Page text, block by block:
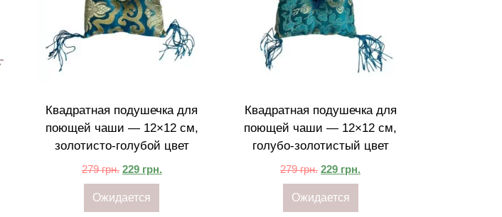
Квадратная подушечка для
поющей чаши — 12×12 см,
золотисто-голубой цвет
279грн. 229 грн.
Ожидается
Квадратная подушечка для
поющей чаши — 12×12 см,
голубо-золотистый цвет
279грн. 229 грн.
Ожидается